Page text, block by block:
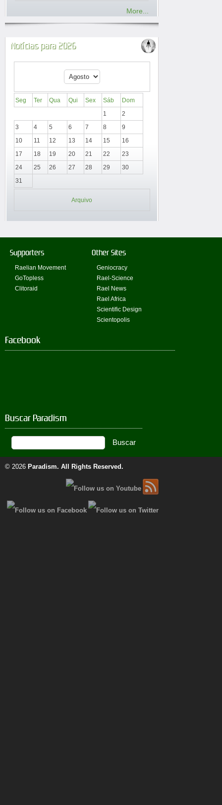
More...
Notícias para 2026
Seg Ter Qua Qui Sex Sáb
Dom
1
2
3
4 5 6 7 8
9
10
11 12 13 14 15
16
17
18 19 20 21 22
23
24
25 26 27 28 29
30
31
Arquivo
Supporters
Raelian Movement
GoTopless
Clitoraid
Other Sites
Geniocracy
Rael-Science
Rael News
Rael Africa
Scientific Design
Scientopolis
Facebook
Buscar Paradism
© 2026 Paradism. All Rights Reserved.